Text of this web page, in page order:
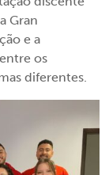
Gran
e a
os
diferentes.